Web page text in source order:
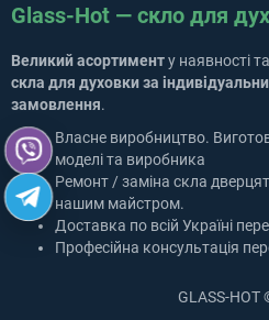
Glass-Hot — скло для
Великий асортименту наявності
скла для духовки за
замовлення.
Власне виробництво.
моделі та виробника
Ремонт / заміна скла
нашим майстром.
Доставка по всій Україні
Професійна консультація
GLASS-HOT